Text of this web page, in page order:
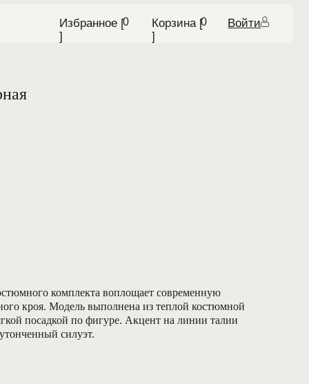
Войти
Корзина [ ᅠ
0
комплекта воплощает современную
кроя. Модель выполнена из теплой костюмной
посадкой по фигуре. Акцент на линии талии
силуэт.